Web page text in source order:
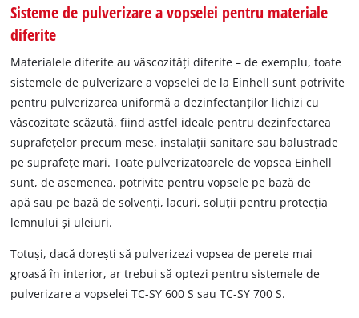
Sisteme de pulverizare a vopselei pentru materiale
diferite
Materialele diferite au vâscozități diferite – de exemplu, toate
sistemele de pulverizare a vopselei de la Einhell sunt potrivite
pentru pulverizarea uniformă a dezinfectanților lichizi cu
vâscozitate scăzută, fiind astfel ideale pentru dezinfectarea
suprafețelor precum mese, instalații sanitare sau balustrade
pe suprafețe mari. Toate pulverizatoarele de vopsea Einhell
sunt, de asemenea, potrivite pentru vopsele pe bază de
apă sau pe bază de solvenți, lacuri, soluții pentru protecția
lemnului și uleiuri.
Totuși, dacă dorești să pulverizezi vopsea de perete mai
groasă în interior, ar trebui să optezi pentru sistemele de
pulverizare a vopselei TC-SY 600 S sau TC-SY 700 S.